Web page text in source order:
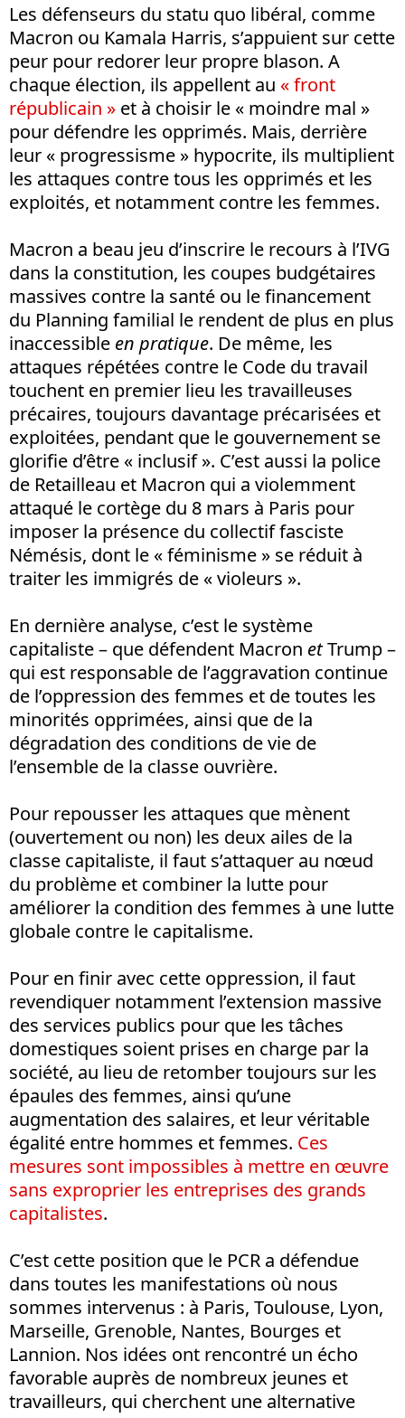
Les défenseurs du statu quo libéral, comme
Macron ou Kamala Harris, s’appuient sur cette
peur pour redorer leur propre blason. A
chaque élection, ils appellent au « front
républicain » et à choisir le « moindre mal »
pour défendre les opprimés. Mais, derrière
leur « progressisme » hypocrite, ils multiplient
les attaques contre tous les opprimés et les
exploités, et notamment contre les femmes.
Macron a beau jeu d’inscrire le recours à l’IVG
dans la constitution, les coupes budgétaires
massives contre la santé ou le financement
du Planning familial le rendent de plus en plus
inaccessible en pratique. De même, les
attaques répétées contre le Code du travail
touchent en premier lieu les travailleuses
précaires, toujours davantage précarisées et
exploitées, pendant que le gouvernement se
glorifie d’être « inclusif ». C’est aussi la police
de Retailleau et Macron qui a violemment
attaqué le cortège du 8 mars à Paris pour
imposer la présence du collectif fasciste
Némésis, dont le « féminisme » se réduit à
traiter les immigrés de « violeurs ».
En dernière analyse, c’est le système
capitaliste – que défendent Macron etTrump –
qui est responsable de l’aggravation continue
de l’oppression des femmes et de toutes les
minorités opprimées, ainsi que de la
dégradation des conditions de vie de
l’ensemble de la classe ouvrière.
Pour repousser les attaques que mènent
(ouvertement ou non) les deux ailes de la
classe capitaliste, il faut s’attaquer au nœud
du problème et combiner la lutte pour
améliorer la condition des femmes à une lutte
globale contre le capitalisme.
Pour en finir avec cette oppression, il faut
revendiquer notamment l’extension massive
des services publics pour que les tâches
domestiques soient prises en charge par la
société, au lieu de retomber toujours sur les
épaules des femmes, ainsi qu’une
augmentation des salaires, et leur véritable
égalité entre hommes et femmes. Ces
mesures sont impossibles à mettre en œuvre
sans exproprier les entreprises des grands
capitalistes.
C’est cette position que le PCR a défendue
dans toutes les manifestations où nous
sommes intervenus : à Paris, Toulouse, Lyon,
Marseille, Grenoble, Nantes, Bourges et
Lannion. Nos idées ont rencontré un écho
favorable auprès de nombreux jeunes et
travailleurs, qui cherchent une alternative